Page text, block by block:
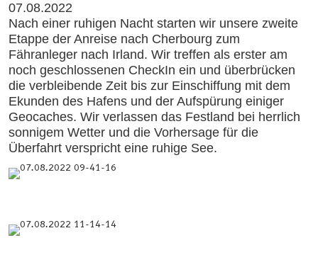
07.08.2022
Nach einer ruhigen Nacht starten wir unsere zweite
Etappe der Anreise nach Cherbourg zum
Fähranleger nach Irland. Wir treffen als erster am
noch geschlossenen CheckIn ein und überbrücken
die verbleibende Zeit bis zur Einschiffung mit dem
Ekunden des Hafens und der Aufspürung einiger
Geocaches. Wir verlassen das Festland bei herrlich
sonnigem Wetter und die Vorhersage für die
Überfahrt verspricht eine ruhige See.